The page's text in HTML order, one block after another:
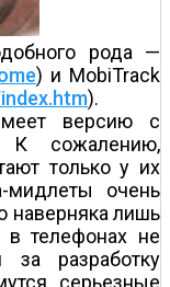
рода —
) и MobiTrack
).
версию с
К сожалению,
только у их
мидлеты очень
наверняка лишь
в телефонах не
разработку